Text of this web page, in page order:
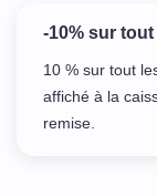
-10% sur
10 % sur tout
affiché à la
remise.